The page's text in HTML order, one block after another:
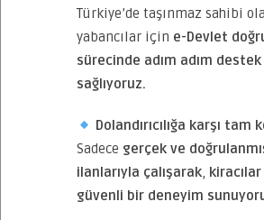
Türkiye’de taşınmaz sahibi
yabancılar için e-Devlet
sürecinde adım adım destek
sağlıyoruz.
Dolandırıcılığa karşı tam
Sadece gerçek ve
ilanlarıyla çalışarak,
güvenli bir deneyim